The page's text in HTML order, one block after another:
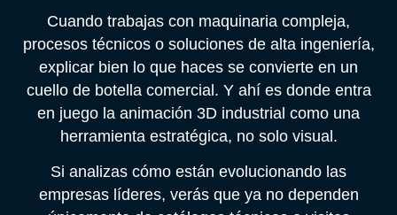
Cuando trabajas con maquinaria compleja,
procesos técnicos o soluciones de alta ingeniería,
explicar bien lo que haces se convierte en un
cuello de botella comercial. Y ahí es donde entra
en juego la animación 3D industrial como una
herramienta estratégica, no solo visual.
Si analizas cómo están evolucionando las
empresas líderes, verás que ya no dependen